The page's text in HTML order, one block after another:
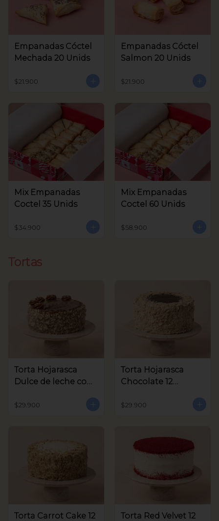
Empanadas Cóctel
Mechada 20 Unids
$21.900
Empanadas Cóctel
Salmon 20 Unids
$21.900
Mix Empanadas
Coctel 35 Unids
$34.900
Mix Empanadas
Coctel 60 Unids
$58.900
Tortas
Torta Hojarasca
Dulce de leche con
aprox
$29.900
Torta Hojarasca
Chocolate 12
$29.900
Torta Carrot Cake 12 Torta Red Velvet 12